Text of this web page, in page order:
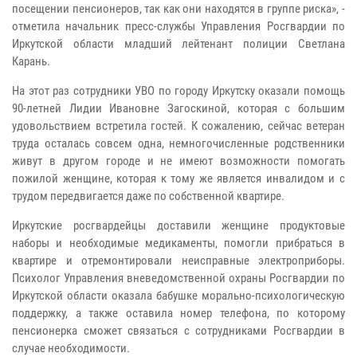
посещении пенсионеров, так как они находятся в группе риска», -
отметила начальник пресс-службы Управления Росгвардии по
Иркутской области младший лейтенант полиции Светлана
Карань.
На этот раз сотрудники УВО по городу Иркутску оказали помощь
90-летней Лидии Ивановне Загоскиной, которая с большим
удовольствием встретила гостей. К сожалению, сейчас ветеран
труда осталась совсем одна, немногочисленные родственники
живут в другом городе и не имеют возможности помогать
пожилой женщине, которая к тому же является инвалидом и с
трудом передвигается даже по собственной квартире.
Иркутские росгвардейцы доставили женщине продуктовые
наборы и необходимые медикаменты, помогли прибраться в
квартире и отремонтировали неисправные электроприборы.
Психолог Управления вневедомственной охраны Росгвардии по
Иркутской области оказала бабушке морально-психологическую
поддержку, а также оставила номер телефона, по которому
пенсионерка сможет связаться с сотрудниками Росгвардии в
случае необходимости.